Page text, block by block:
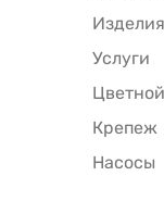
Изделия
Услуги
Крепеж
Насосы